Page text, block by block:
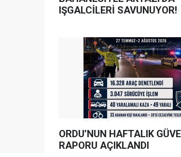
IŞGALCİLERİ SAVUNUYOR!
ORDU’NUN HAFTALIK
RAPORU AÇIKLANDI